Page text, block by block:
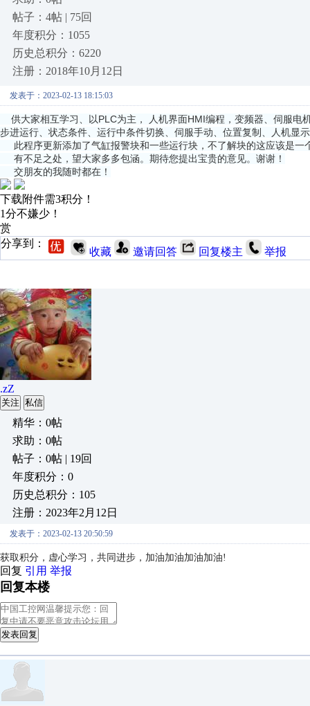
帖子：4帖 | 75回
年度积分：1055
历史总积分：6220
注册：2018年10月12日
发表于：2023-02-13 18:15:03
供大家相互学习、以PLC为主， 人机界面HMI编程，变频器、伺服电
步进运行、状态条件、运行中条件切换、伺服手动、位置复制、人机显
此程序更新添加了气缸报警块和一些运行块，不了解块的这应该是一
有不足之处，望大家多多包涵。期待您提出宝贵的意见。谢谢！
交朋友的我随时都在！
下载附件需3积分！
1分不嫌少！
赏
分享到：
收藏 邀请回答 回复楼主 举报
.zZ
关注 私信
精华：0帖
求助：0帖
帖子：0帖 | 19回
年度积分：0
历史总积分：105
注册：2023年2月12日
发表于：2023-02-13 20:50:59
获取积分，虚心学习，共同进步，加油加油加油加油!
回复 引用 举报
回复本楼
发表回复